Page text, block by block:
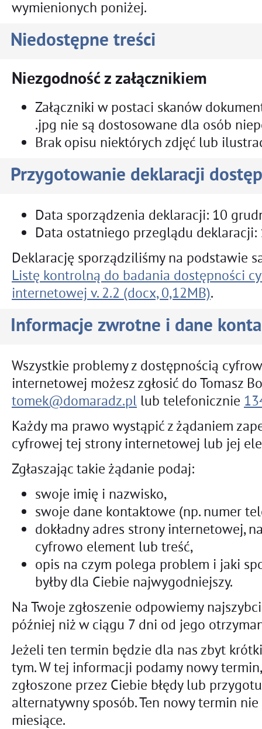
wymienionych poniżej.
Niedostępne treści
Niezgodność z załącznikiem
Załączniki w postaci skanów
.jpg nie są dostosowane dla osób
Brak opisu niektórych zdjęć lub
Przygotowanie deklaracji
Data sporządzenia deklaracji: 10
Data ostatniego przeglądu deklaracji:
Deklarację sporządziliśmy na podstawie
Listę kontrolną do badania dostępności
internetowej v. 2.2 (docx, 0,12MB).
Informacje zwrotne i dane
Wszystkie problemy z dostępnością
internetowej możesz zgłosić do Tomasz
tomek@domaradz.pl lub telefonicznie
Każdy ma prawo wystąpić z żądaniem
cyfrowej tej strony internetowej lub jej
Zgłaszając takie żądanie podaj:
swoje imię i nazwisko,
swoje dane kontaktowe (np. numer
dokładny adres strony internetowej,
cyfrowo element lub treść,
opis na czym polega problem i jaki
byłby dla Ciebie najwygodniejszy.
Na Twoje zgłoszenie odpowiemy
później niż w ciągu 7 dni od jego
Jeżeli ten termin będzie dla nas zbyt
tym. W tej informacji podamy nowy
zgłoszone przez Ciebie błędy lub
alternatywny sposób. Ten nowy termin nie
miesiące.